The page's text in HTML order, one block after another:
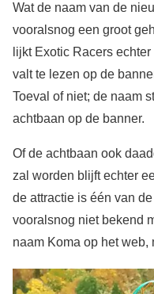
Wat de naam van de
vooralsnog een groot
lijkt Exotic Racers
valt te lezen op de
Toeval of niet; de naam
achtbaan op de banner.
Of de achtbaan ook
zal worden blijft echter
de attractie is één van
vooralsnog niet bekend
naam Koma op het web,